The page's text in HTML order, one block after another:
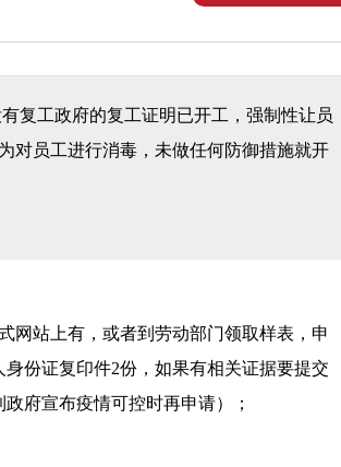
复工政府的复工证明已开工，强制性让员
对员工进行消毒，未做任何防御措施就开
网站上有，或者到劳动部门领取样表，申
份证复印件2份，如果有相关证据要提交
府宣布疫情可控时再申请）；